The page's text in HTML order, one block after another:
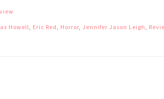
Howell, Eric Red, Horror, Jennifer Jason Leigh,